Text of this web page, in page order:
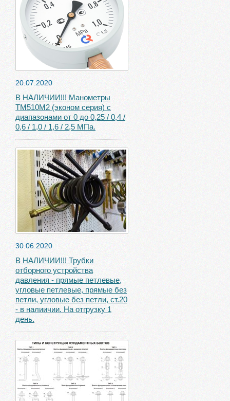
20.07.2020
В НАЛИЧИИ!!! Манометры
ТМ510М2 (эконом серия) с
диапазонами от 0 до 0,25 / 0,4 /
0,6 / 1,0 / 1,6 / 2,5 МПа.
30.06.2020
В НАЛИЧИИ!!! Трубки
отборного устройства
давления - прямые петлевые,
угловые петлевые, прямые без
петли, угловые без петли, ст.20
- в налиичии. На отгрузку 1
день.